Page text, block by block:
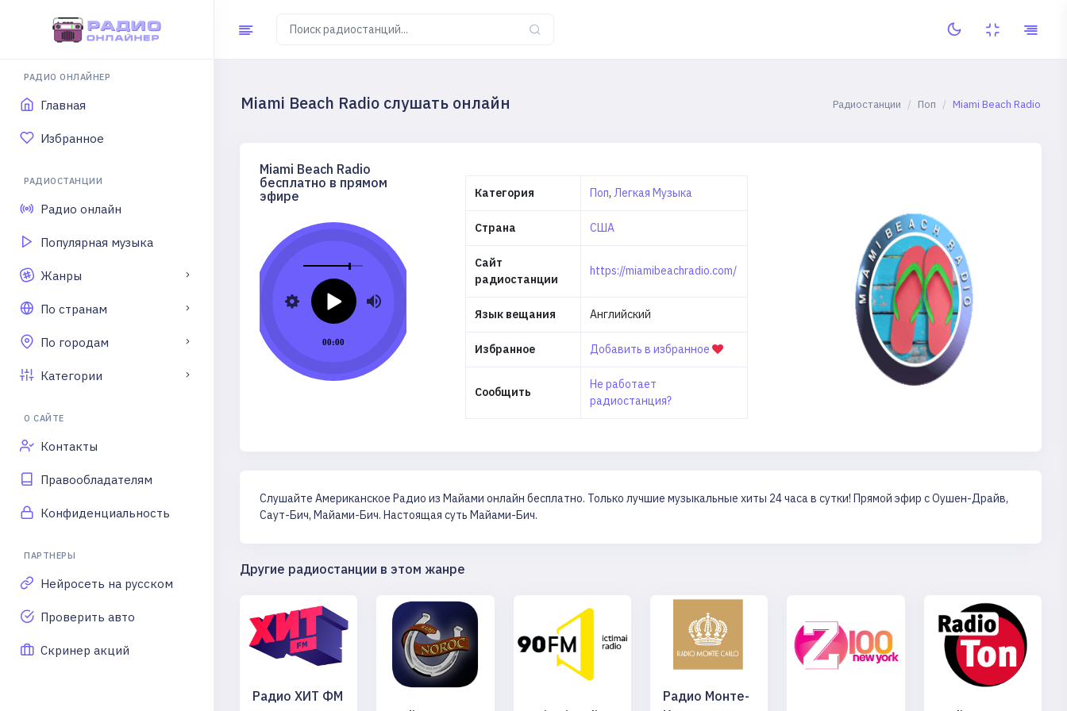
РАДИО ОНЛАЙНЕР
Главная
Избранное
РАДИОСТАНЦИИ
Радио онлайн
Популярная музыка
Жанры
По странам
По городам
Категории
О САЙТЕ
Контакты
Правообладателям
Конфиденциальность
ПАРТНЕРЫ
Нейросеть на русском
Проверить авто
Скринер акций
Miami Beach Radio слушать онлайн Радиостанции Поп Miami Beach Radio
Miami Beach Radio
бесплатно в прямом
эфире
00:00
Категория Поп,Легкая Музыка
Страна США
Сайт
радиостанции
https://miamibeachradio.com/
Язык вещания Английский
Избранное Добавить в избранное
Сообщить
Не работает
радиостанция?
Слушайте Американское Радио из Майами онлайн бесплатно. Только лучшие музыкальные хиты 24 часа в сутки! Прямой эфир с Оушен-Драйв,
Саут-Бич, Майами-Бич. Настоящая суть Майами-Бич.
Другие радиостанции в этом жанре
Радио ХИТ ФМ
Радио Монте-